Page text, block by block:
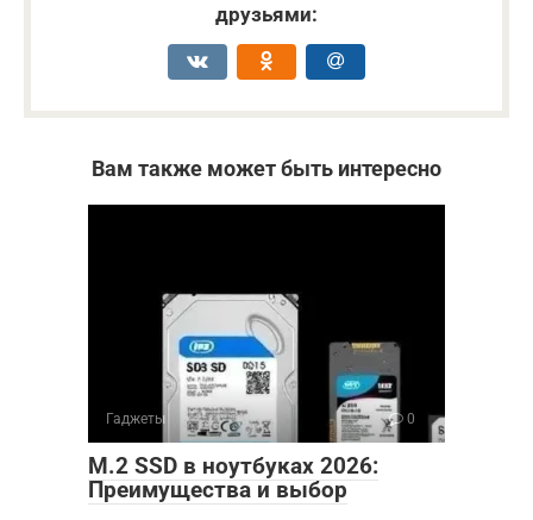
друзьями:
Вам также может быть интересно
Гаджеты 0
M.2 SSD в ноутбуках 2026:
Преимущества и выбор